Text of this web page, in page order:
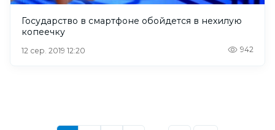
Государство в смартфоне обойдется в нехилую
копеечку
12 сер. 2019 12:20 942